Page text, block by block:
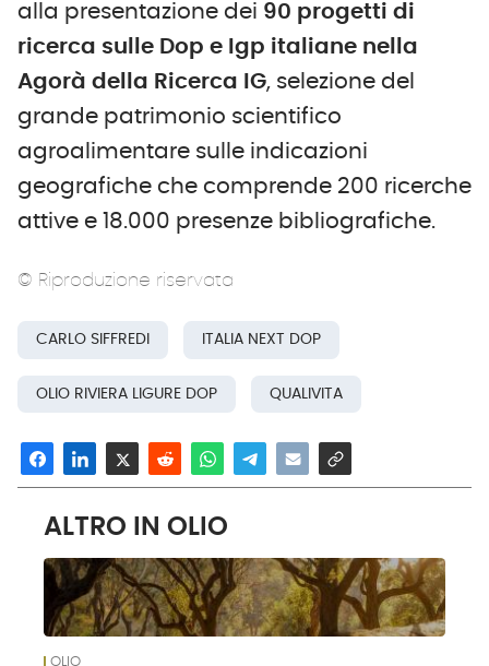
alla presentazione dei 90 progetti di
ricerca sulle Dop e Igp italiane nella
Agorà della Ricerca IG, selezione del
grande patrimonio scientifico
agroalimentare sulle indicazioni
geografiche che comprende 200 ricerche
attive e 18.000 presenze bibliografiche.
© Riproduzione riservata
CARLO SIFFREDI ITALIA NEXT DOP
OLIO RIVIERA LIGURE DOP QUALIVITA
ALTRO IN OLIO
OLIO